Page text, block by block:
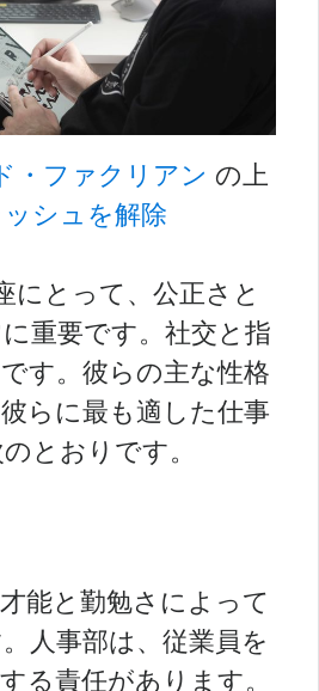
・ファクリアン の上
シュを解除
にとって、公正さと
重要です。社交と指
す。彼らの主な性格
らに最も適した仕事
とおりです。
能と勤勉さによって
人事部は、従業員を
る責任があります。